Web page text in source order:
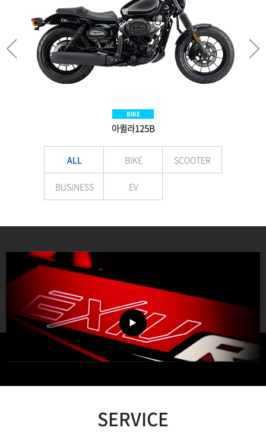
BIKE
아퀼라125B
BIKE
Aquila300BS
SCOOTER
VNEX125
EV
E-LuTion
ALL BIKE SCOOTER
BUSINESS EV
SERVICE